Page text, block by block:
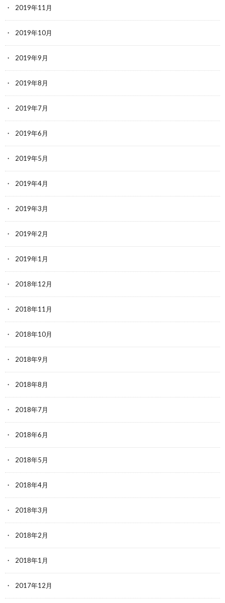
2019年11月
2019年10月
2019年9月
2019年8月
2019年7月
2019年6月
2019年5月
2019年4月
2019年3月
2019年2月
2019年1月
2018年12月
2018年11月
2018年10月
2018年9月
2018年8月
2018年7月
2018年6月
2018年5月
2018年4月
2018年3月
2018年2月
2018年1月
2017年12月